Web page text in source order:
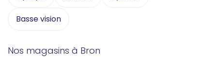
Basse vision
Nos magasins à Bron